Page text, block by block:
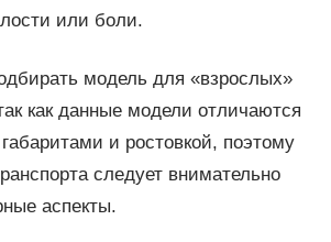
или боли.
модель для «взрослых»
как данные модели отличаются
и ростовкой, поэтому
следует внимательно
аспекты.